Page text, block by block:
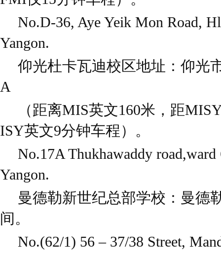
No.D-36, Aye Yeik Mon Road,
Yangon.
仰光杜卡瓦迪校区地址：仰光
A
（距离MIS英文160米，距
ISY英文9分钟车程）。
No.17A Thukhawaddy
Yangon.
曼德勒新世纪总部学校：曼德
间。
No.(62/1) 56 – 37/38 Street,